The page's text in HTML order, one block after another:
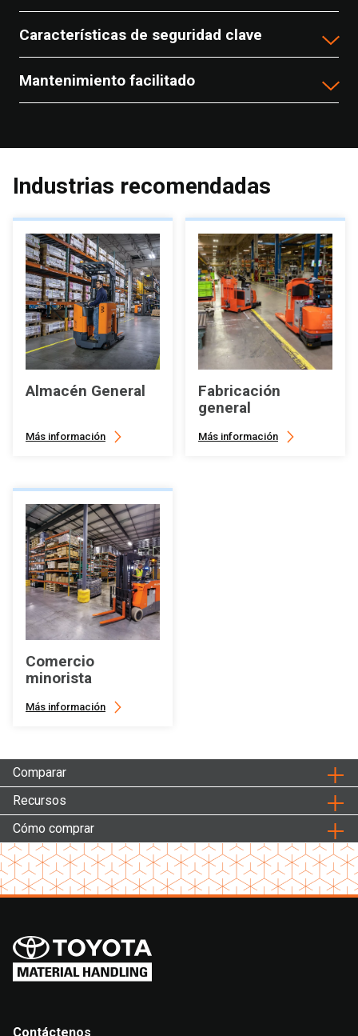
Características de seguridad clave
Mantenimiento facilitado
Industrias recomendadas
Almacén General
Más información
Fabricación
general
Más información
Comercio
minorista
Más información
Comparar
Recursos
Cómo comprar
Contáctenos